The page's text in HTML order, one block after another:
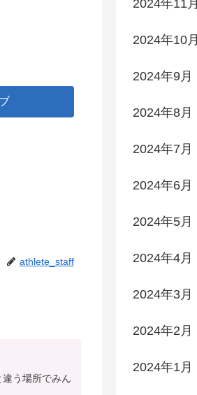
athlete_staff
う場所でみん
2024年11月
2024年10月
2024年9月
2024年8月
2024年7月
2024年6月
2024年5月
2024年4月
2024年3月
2024年2月
2024年1月